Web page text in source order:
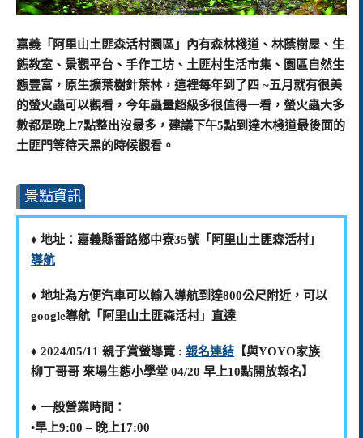
嘉義「阿里山土匪森活村園區」內有森林棧道、林蔭樹屋、生
態教室、景觀平台、手作工坊、土匪村生活市集、園區自然生
態豐富，原生擴葉樹針葉林， 這裡每年到了四 ~五月就有很美
的螢火蟲可以觀看，今年蟲量超級多很值得一看，螢火蟲大多
數都是晚上7點整出沒最多，建議下午5點到達木棧道最後面的
土匪門等待天黑的時候觀看。
景點資訊
♦️ 地址：嘉義縣番路鄉中寮35號「阿里山土匪森活村」
導航
♦️ 地址為方便汽車可以輸入導航到達800公尺附近，可以
google導航「阿里山土匪森活村」直達
♦️ 2024/05/11 親子賞螢導覽 : 報名連結 【與YOYO家族
柳丁哥哥 來場生態小學堂 04/20 早上10點開放報名】
♦️ 一般營業時間：
•早上9:00 – 晚上17:00